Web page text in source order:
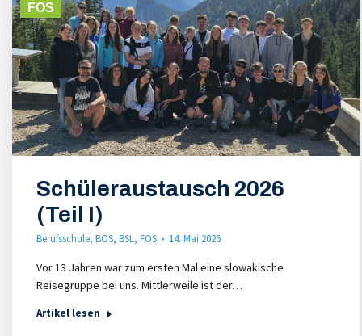
FOS
Schüleraustausch 2026
(Teil I)
Berufsschule, BOS, BSL, FOS 14. Mai 2026
Vor 13 Jahren war zum ersten Mal eine slowakische
Reisegruppe bei uns. Mittlerweile ist der…
Artikel lesen